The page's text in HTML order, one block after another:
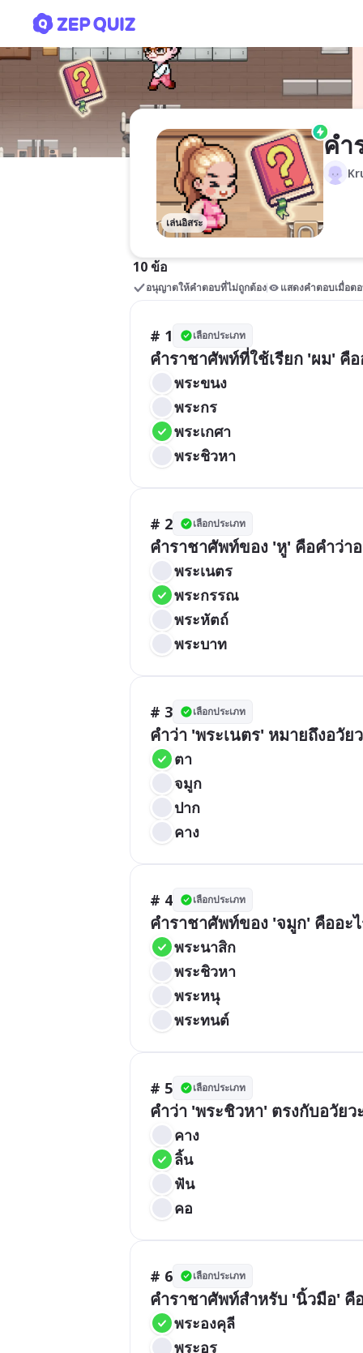
เล่นอิสระ
คำ
10 ข้อ
อนุญาตให้คำตอบที่ไม่ถูกต้อง แสดงคำตอบเมื่อต
# 1 เลือกประเภท
คำราชาศัพท์ที่ใช้เรียก 'ผม' คือ
พระขนง
พระกร
พระเกศา
พระชิวหา
# 2 เลือกประเภท
คำราชาศัพท์ของ 'หู' คือคำว่าอ
พระเนตร
พระกรรณ
พระหัตถ์
พระบาท
# 3 เลือกประเภท
คำว่า 'พระเนตร' หมายถึงอวัย
ตา
จมูก
ปาก
คาง
# 4 เลือกประเภท
คำราชาศัพท์ของ 'จมูก' คืออะไ
พระนาสิก
พระชิวหา
พระหนุ
พระทนต์
# 5 เลือกประเภท
คำว่า 'พระชิวหา' ตรงกับอวัยว
คาง
ลิ้น
ฟัน
คอ
# 6 เลือกประเภท
คำราชาศัพท์สำหรับ 'นิ้วมือ' คื
พระองคุลี
พระอุรุ